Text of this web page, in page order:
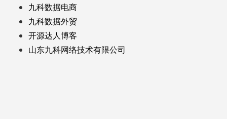
九科数据电商
九科数据外贸
开源达人博客
山东九科网络技术有限公司